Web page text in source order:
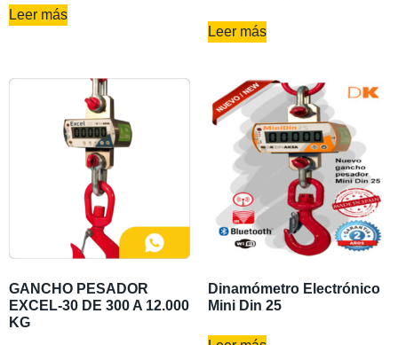
Leer más
Leer más
GANCHO PESADOR
EXCEL-30 DE 300 A 12.000
KG
Dinamómetro Electrónico
Mini Din 25